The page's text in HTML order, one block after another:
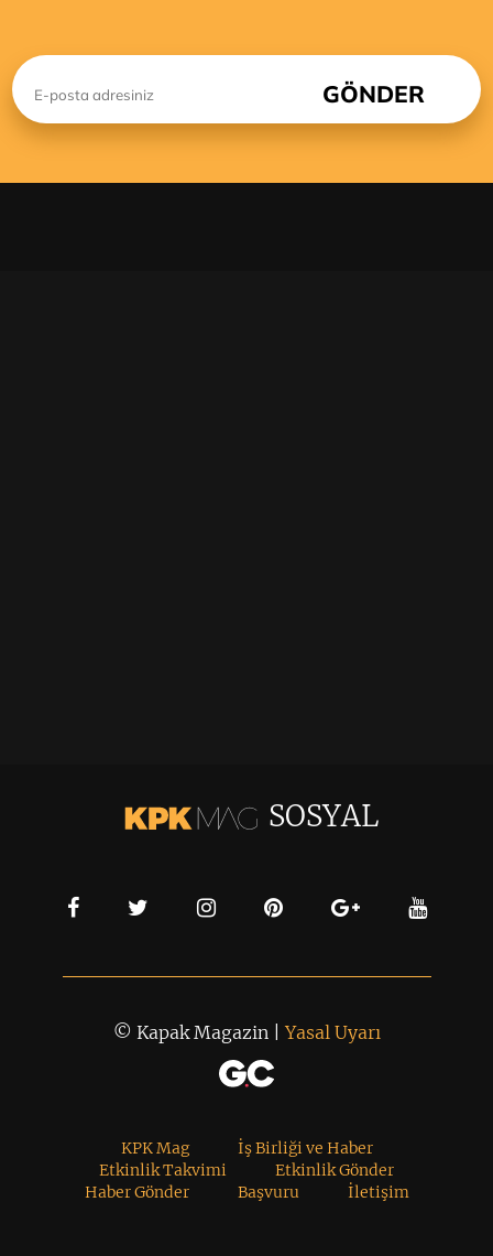
SOSYAL
© Kapak Magazin |Yasal Uyarı
KPK Mag
İş Birliği ve Haber
Etkinlik Takvimi
Etkinlik Gönder
Haber Gönder
Başvuru İletişim